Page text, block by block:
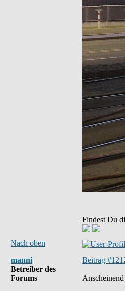
Findest Du
Nach oben
manni
Betreiber des
Forums
Beitrag